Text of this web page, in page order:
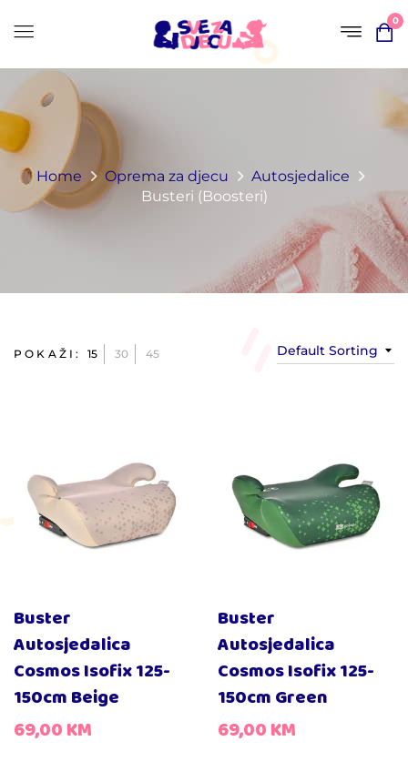
0
Home Oprema za djecu
Autosjedalice
Busteri (Boosteri)
Default Sorting
POKAŽI: 15 30 45
Buster
Autosjedalica
Cosmos Isofix 125-
150cm Beige
69,00KM
Buster
Autosjedalica
Cosmos Isofix 125-
150cm Green
69,00KM